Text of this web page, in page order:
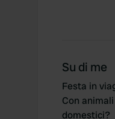
Su di me
Festa in
Con animali
domestici?